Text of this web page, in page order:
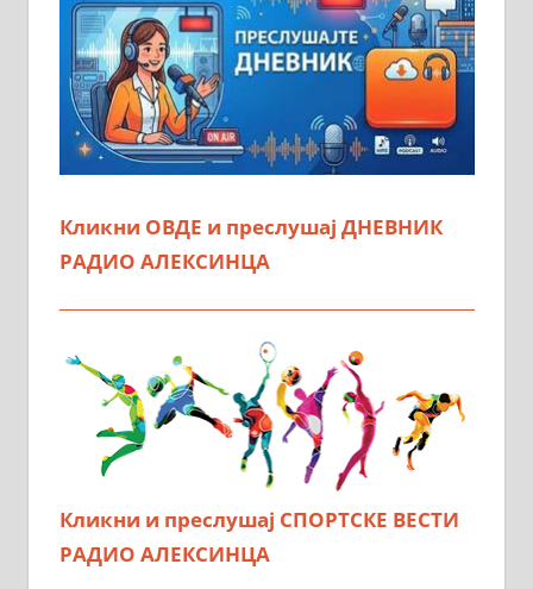
Кликни ОВДЕ и преслушај ДНЕВНИК
РАДИО АЛЕКСИНЦА
Кликни и преслушај СПОРТСКЕ ВЕСТИ
РАДИО АЛЕКСИНЦА